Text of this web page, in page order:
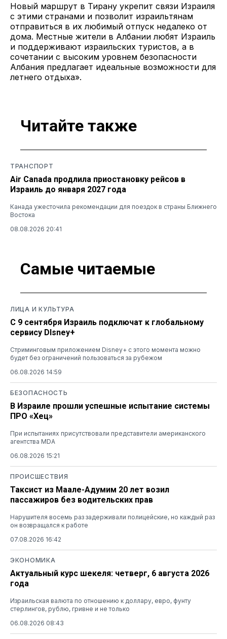
Новый маршрут в Тирану укрепит связи Израиля
с этими странами и позволит израильтянам
отправиться в их любимый отпуск недалеко от
дома. Местные жители в Албании любят Израиль
и поддерживают израильских туристов, а в
сочетании с высоким уровнем безопасности
Албания предлагает идеальные возможности для
летнего отдыха».
Читайте также
ТРАНСПОРТ
Air Canada продлила приостановку рейсов в
Израиль до января 2027 года
Канада ужесточила рекомендации для поездок в страны Ближнего
Востока
08.08.2026 20:41
Самые читаемые
ЛИЦА И КУЛЬТУРА
С 9 сентября Израиль подключат к глобальному
сервису DIsney+
Стриминговым приложением Disney+ с этого момента можно
будет без ограничений пользоваться за рубежом
06.08.2026 14:59
БЕЗОПАСНОСТЬ
В Израиле прошли успешные испытание системы
ПРО «Хец»
При испытаниях присутствовали представители американского
агентства MDA
06.08.2026 15:21
ПРОИСШЕСТВИЯ
Таксист из Маале-Адумим 20 лет возил
пассажиров без водительских прав
Нарушителя восемь раз задерживали полицейские, но каждый раз
он возвращался к работе
07.08.2026 16:42
ЭКОНОМИКА
Актуальный курс шекеля: четверг, 6 августа 2026
года
Израильская валюта по отношению к доллару, евро, фунту
стерлингов, рублю, гривне и не только
06.08.2026 08:43